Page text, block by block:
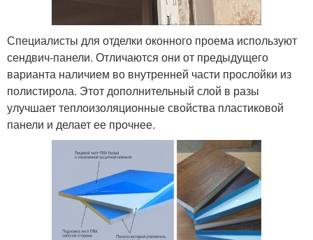
Специалисты для отделки оконного проема используют
сендвич-панели. Отличаются они от предыдущего
варианта наличием во внутренней части прослойки из
полистирола. Этот дополнительный слой в разы
улучшает теплоизоляционные свойства пластиковой
панели и делает ее прочнее.